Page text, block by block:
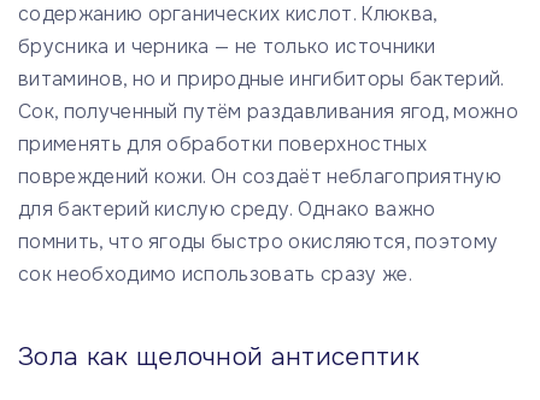
содержанию органических кислот. Клюква,
брусника и черника — не только источники
витаминов, но и природные ингибиторы бактерий.
Сок, полученный путём раздавливания ягод, можно
применять для обработки поверхностных
повреждений кожи. Он создаёт неблагоприятную
для бактерий кислую среду. Однако важно
помнить, что ягоды быстро окисляются, поэтому
сок необходимо использовать сразу же.
Зола как щелочной антисептик